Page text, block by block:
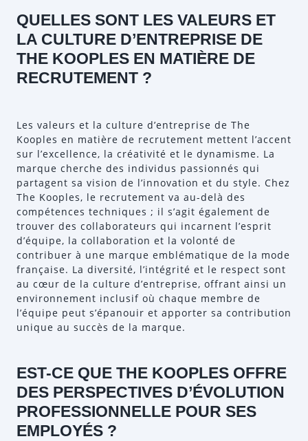
QUELLES SONT LES VALEURS ET
LA CULTURE D’ENTREPRISE DE
THE KOOPLES EN MATIÈRE DE
RECRUTEMENT ?
Les valeurs et la culture d’entreprise de The
Kooples en matière de recrutement mettent l’accent
sur l’excellence, la créativité et le dynamisme. La
marque cherche des individus passionnés qui
partagent sa vision de l’innovation et du style. Chez
The Kooples, le recrutement va au-delà des
compétences techniques ; il s’agit également de
trouver des collaborateurs qui incarnent l’esprit
d’équipe, la collaboration et la volonté de
contribuer à une marque emblématique de la mode
française. La diversité, l’intégrité et le respect sont
au cœur de la culture d’entreprise, offrant ainsi un
environnement inclusif où chaque membre de
l’équipe peut s’épanouir et apporter sa contribution
unique au succès de la marque.
EST-CE QUE THE KOOPLES OFFRE
DES PERSPECTIVES D’ÉVOLUTION
PROFESSIONNELLE POUR SES
EMPLOYÉS ?